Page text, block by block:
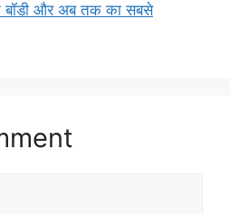
बॉडी और अब तक का सबसे